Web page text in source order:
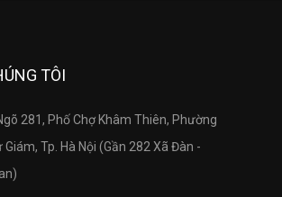
TÔI
281, Phố Chợ Khâm Thiên, Phường
Tp. Hà Nội (Gần 282 Xã Đàn -